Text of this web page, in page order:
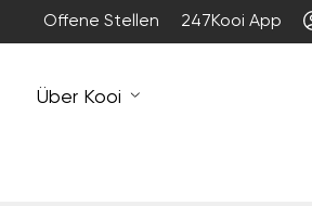
Offene Stellen 247Kooi App
Über Kooi